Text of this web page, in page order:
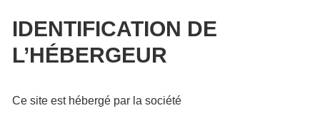
IDENTIFICATION DE
L’HÉBERGEUR
Ce site est hébergé par la société